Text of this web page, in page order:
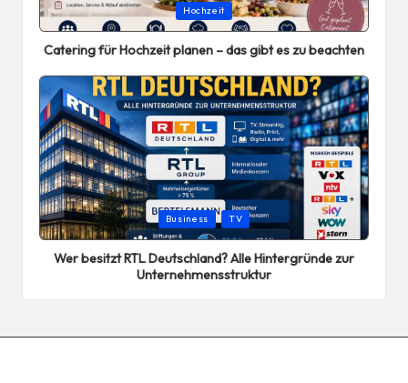
Posted
in
Hochzeit
Catering für Hochzeit planen – das gibt es zu beachten
Posted
in
Business TV
Wer besitzt RTL Deutschland? Alle Hintergründe zur
Unternehmensstruktur